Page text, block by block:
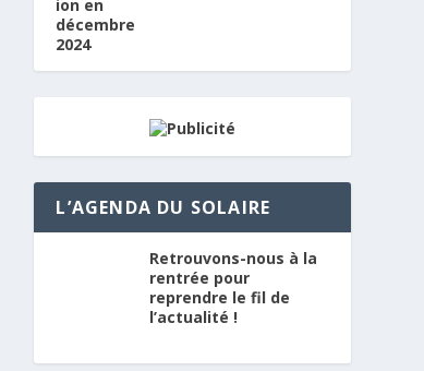
L’AGENDA DU SOLAIRE
Retrouvons-nous à la
rentrée pour
reprendre le fil de
l’actualité !